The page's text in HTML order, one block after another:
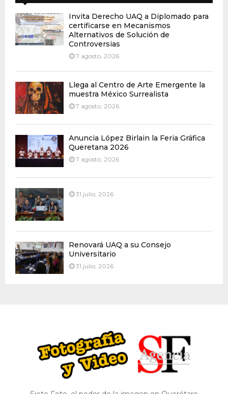
Invita Derecho UAQ a Diplomado para
certificarse en Mecanismos
Alternativos de Solución de
Controversias
7 agosto, 2026
Llega al Centro de Arte Emergente la
muestra México Surrealista
7 agosto, 2026
Anuncia López Birlain la Feria Gráfica
Queretana 2026
7 agosto, 2026
31 julio, 2026
Renovará UAQ a su Consejo
Universitario
31 julio, 2026